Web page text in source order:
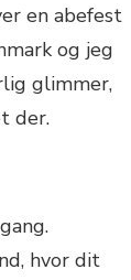
en abefest
og jeg
glimmer,
der.
hvor dit